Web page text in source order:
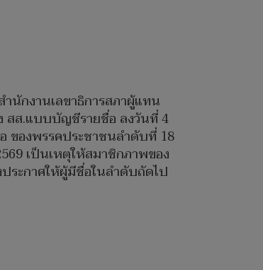
นักงานเลขาธิการสภาผู้แทน
สส.แบบบัญชีรายชื่อ ลงวันที่ 4
ของพรรคประชาชนลำดับที่ 18
เป็นเหตุให้สมาชิกภาพของ
ระกาศให้ผู้มีชื่อในลำดับถัดไป